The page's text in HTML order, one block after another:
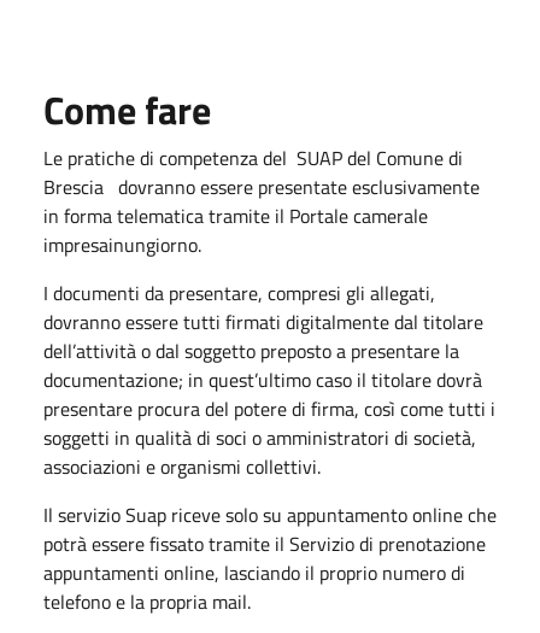
Come fare
Le pratiche di competenza del SUAP del Comune di
Brescia dovranno essere presentate esclusivamente
in forma telematica tramite il Portale camerale
impresainungior​no.
​I documenti da presentare, compresi gli allegati,
dovranno essere tutti firmati digitalmente dal titolare
dell’attività o dal soggetto preposto a presentare la
documentazione; in quest’ultimo caso il titolare dovrà
presentare procura del potere di firma, così come tutti i
soggetti in qualità di soci o amministratori di società,
associazioni e organismi collettivi.
Il servizio Suap riceve solo su appuntamento online che
potrà essere fissato tramite il Servizio di prenotazione
appuntamenti online, lasciando il proprio numero di
telefono e la propria mail.